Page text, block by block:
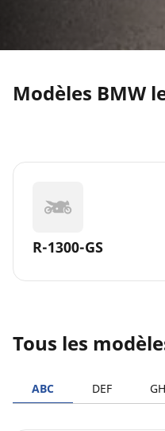
Modèles BMW
R-1300-GS
Tous les
ABC DEF